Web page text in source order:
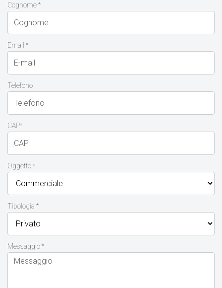
Cognome *
Email *
Telefono
CAP*
Oggetto *
Tipologia *
Messaggio *